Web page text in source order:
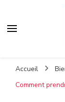
Accueil
Comment